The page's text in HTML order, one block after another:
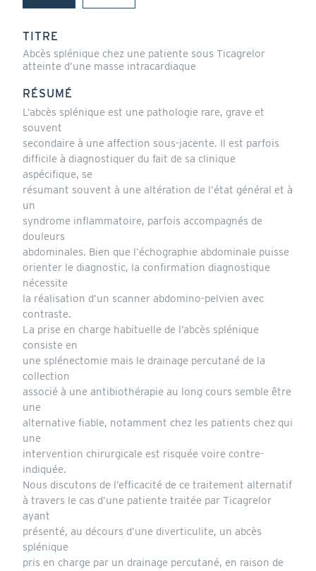
(onglet
TITRE
Abcès splénique chez une patiente sous Ticagrelor
atteinte d’une masse intracardiaque
RÉSUMÉ
L’abcès splénique est une pathologie rare, grave et
souvent
secondaire à une affection sous-jacente. Il est parfois
difficile à diagnostiquer du fait de sa clinique
aspécifique, se
résumant souvent à une altération de l’état général et à
un
syndrome inflammatoire, parfois accompagnés de
douleurs
abdominales. Bien que l’échographie abdominale puisse
orienter le diagnostic, la confirmation diagnostique
nécessite
la réalisation d’un scanner abdomino-pelvien avec
contraste.
La prise en charge habituelle de l’abcès splénique
consiste en
une splénectomie mais le drainage percutané de la
collection
associé à une antibiothérapie au long cours semble être
une
alternative fiable, notamment chez les patients chez qui
une
intervention chirurgicale est risquée voire contre-
indiquée.
Nous discutons de l’efficacité de ce traitement alternatif
à travers le cas d’une patiente traitée par Ticagrelor
ayant
présenté, au décours d’une diverticulite, un abcès
splénique
pris en charge par un drainage percutané, en raison de